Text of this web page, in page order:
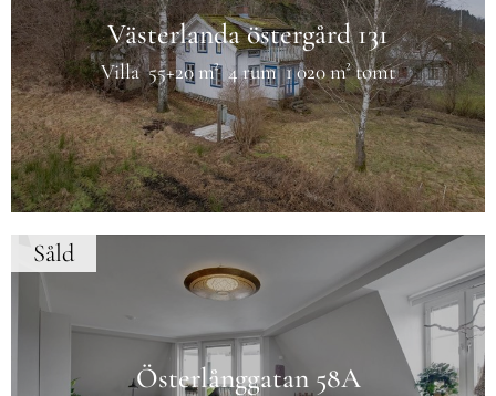
Västerlanda östergård 131
Villa 55+20 m² 4 rum 1 020 m² tomt
Österlånggatan 58A
Såld